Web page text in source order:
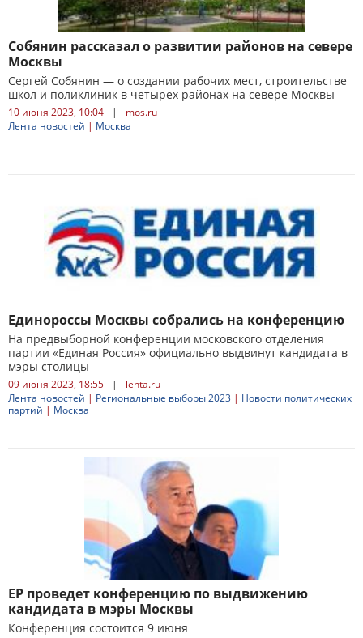
Собянин рассказал о развитии районов на севере
Москвы
Сергей Собянин — о создании рабочих мест, строительстве
школ и поликлиник в четырех районах на севере Москвы
10 июня 2023, 10:04 |
mos.ru
Лента новостей | Москва
Единороссы Москвы собрались на конференцию
На предвыборной конференции московского отделения
партии «Единая Россия» официально выдвинут кандидата в
мэры столицы
09 июня 2023, 18:55 |
lenta.ru
Лента новостей | Региональные выборы 2023 | Новости политических
партий | Москва
ЕР проведет конференцию по выдвижению
кандидата в мэры Москвы
Конференция состоится 9 июня